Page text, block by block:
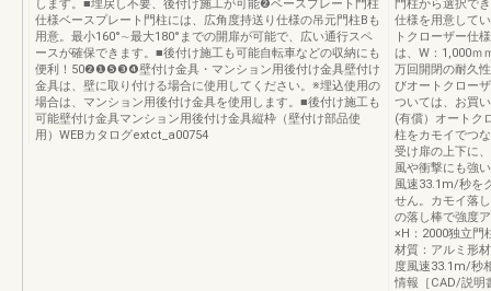
します。■埋戻し不要、後付け施工が可能❷ベースプレート門柱
仕様ベースプレート門柱には、広角度持送り仕様の吊元門柱Bも
用意。最小160°∼最大180°までの開扉が可能で、広い通行スペ
ースが確保できます。■後付け施工も可能自転車などの収納にも
便利！50❷❶❺❸❹壁付け金具・マンション用後付け金具壁付け
金具は、壁に取り付ける場合に使用してください。※埋込使用の
場合は、マンション用後付け金具を使用します。■後付け施工も
可能壁付け金具マンション用後付け金具縦枠（壁付け部品使
用）WEBカタログextct_a00754
門柱から選択で
仕様を用意して
トクローザー仕
は、W：1,000ｍ
万回開閉の耐久
びオートクロー
ついては、お買
(有償）オートク
柱をカモイでつ
受け扉の上下に
風や衝撃にも強
風速33.1m/秒を
せん。カモイ落
の落し棒で強度
×H：2000独立
材質：アルミ形
度風速33.1m/秒
情報［CAD/説明